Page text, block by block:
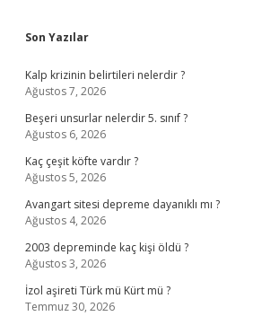
Sidebar
Son Yazılar
Kalp krizinin belirtileri nelerdir ?
Ağustos 7, 2026
Beşeri unsurlar nelerdir 5. sınıf ?
Ağustos 6, 2026
Kaç çeşit köfte vardır ?
Ağustos 5, 2026
Avangart sitesi depreme dayanıklı mı ?
Ağustos 4, 2026
2003 depreminde kaç kişi öldü ?
Ağustos 3, 2026
İzol aşireti Türk mü Kürt mü ?
Temmuz 30, 2026